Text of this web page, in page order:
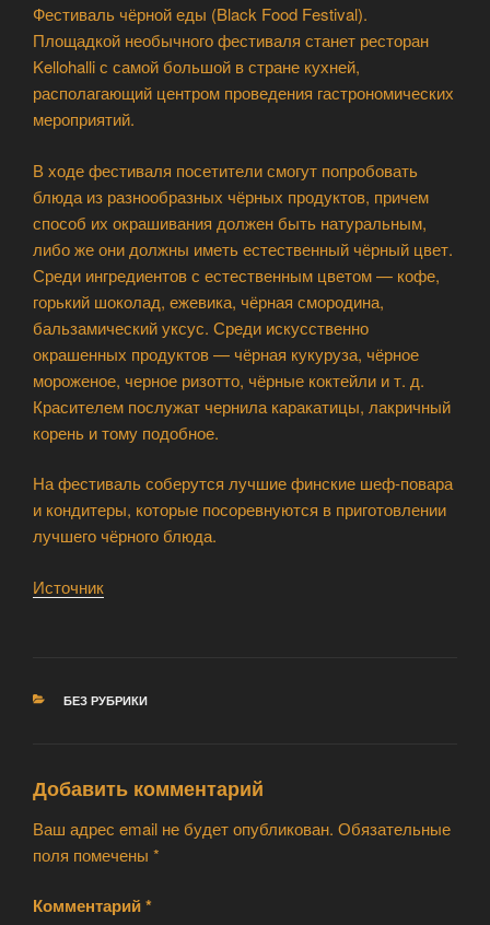
Фестиваль чёрной еды (Black Food Festival).
Площадкой необычного фестиваля станет ресторан
Kellohalli с самой большой в стране кухней,
располагающий центром проведения гастрономических
мероприятий.
В ходе фестиваля посетители смогут попробовать
блюда из разнообразных чёрных продуктов, причем
способ их окрашивания должен быть натуральным,
либо же они должны иметь естественный чёрный цвет.
Среди ингредиентов с естественным цветом — кофе,
горький шоколад, ежевика, чёрная смородина,
бальзамический уксус. Среди искусственно
окрашенных продуктов — чёрная кукуруза, чёрное
мороженое, черное ризотто, чёрные коктейли и т. д.
Красителем послужат чернила каракатицы, лакричный
корень и тому подобное.
На фестиваль соберутся лучшие финские шеф-повара
и кондитеры, которые посоревнуются в приготовлении
лучшего чёрного блюда.
Источник
РУБРИКИ
БЕЗ РУБРИКИ
Добавить комментарий
Ваш адрес email не будет опубликован. Обязательные
поля помечены *
Комментарий*